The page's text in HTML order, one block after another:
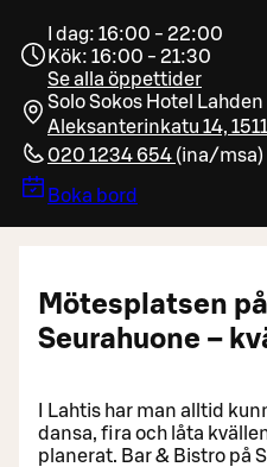
I dag: 16:00 - 22:00
Kök: 16:00 - 21:30
Se alla öppettider
Solo Sokos Hotel
Aleksanterinkatu 14,
020 1234 654 (ina/msa)
Boka bord
Mötesplatsen
Seurahuone –
I Lahtis har man alltid
dansa, fira och låta
planerat. Bar & Bistro på